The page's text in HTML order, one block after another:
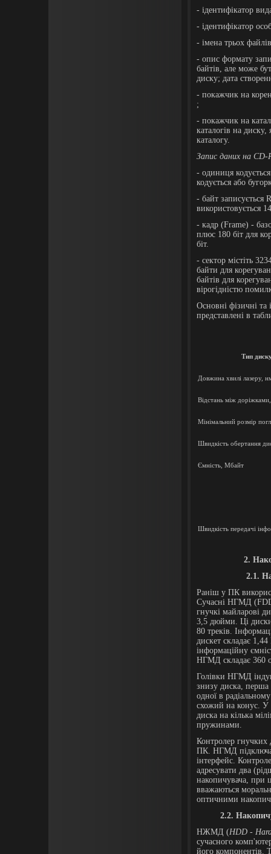
- ідентифікатор
- ідентифікатор
- імена трьох
- опис формату
байтів, але може
диску; дата
- покажчик на
;
- покажчик на
каталогів на
каталогу.
Запис даних на СD-
- одиниця
кодується або
- байт записується
використовується
- кадр (Frame) -
плюс 180 біт для
біт.
- сектор містіть
байти для
байтів для
вірогідністю
Основні фізичні та
представлені в
Тип
Довжина хвилі лазеру,
Відстань між
Мінімальний розмір
Швидкість обертання
Ємність, Мбайт
Швидкість передачі
2.
2.1.
Раніш у ПК
Сучасні НГМД (FDD
гнучкі майларові
3,5 дюйми. Ці
80 треків.
дискет складає
інформаційну
НГМД складає 360
Голівки НГМД
знизу диска, перша
одної в
схожий на конус. У
диска на кілька
пружинами.
Контролер гнучких
ПК. НГМД
інтерфейс.
адресувати два
накопичувача, при
вважаються
оптичними
2.2.
НЖМД (HDD -
сучасного
його компонентів.